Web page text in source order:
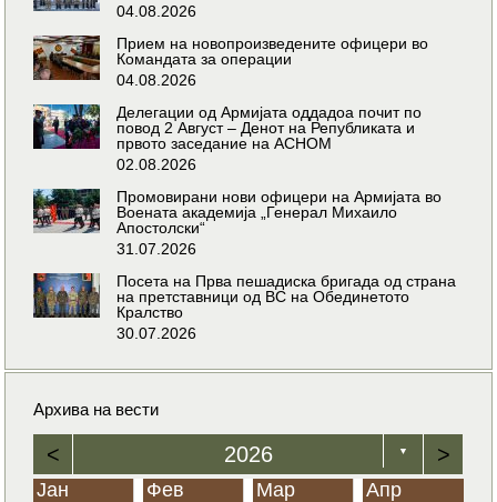
04.08.2026
Прием на новопроизведените офицери во
Командата за операции
04.08.2026
Делегации од Армијата оддадоа почит по
повод 2 Август – Денот на Републиката и
првото заседание на АСНОМ
02.08.2026
Промовирани нови офицери на Армијата во
Воената академија „Генерал Михаило
Апостолски“
31.07.2026
Посета на Прва пешадиска бригада од страна
на претставници од ВС на Обединетото
Кралство
30.07.2026
Архива на вести
< 2026 ▼ >
Јан Фев Мар Апр